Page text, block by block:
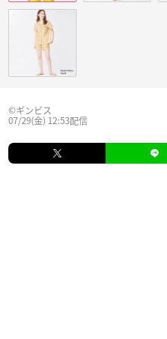
©︎ギンビス
07/29(金) 12:53配信